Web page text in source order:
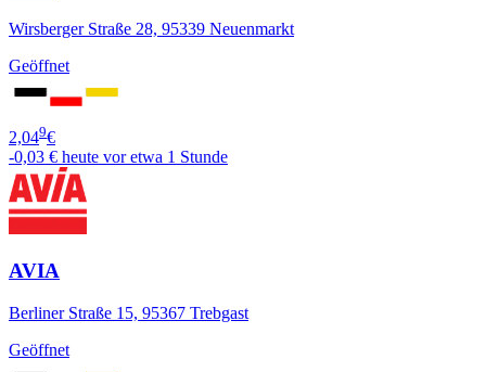
Wirsberger Straße 28, 95339 Neuenmarkt
Geöffnet
2,049€
-0,03 € heute vor etwa 1 Stunde
AVIA
Berliner Straße 15, 95367 Trebgast
Geöffnet